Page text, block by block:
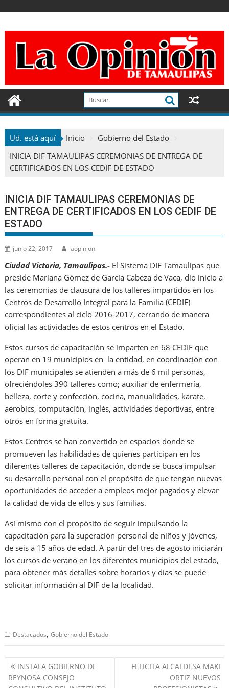
contenido
Ud. está aquí Inicio
Gobierno del Estado
INICIA DIF TAMAULIPAS CEREMONIAS DE ENTREGA DE
CERTIFICADOS EN LOS CEDIF DE ESTADO
INICIA DIF TAMAULIPAS CEREMONIAS DE
ENTREGA DE CERTIFICADOS EN LOS CEDIF DE
ESTADO
junio 22, 2017 laopinion
Ciudad Victoria, Tamaulipas.- El Sistema DIF Tamaulipas que
preside Mariana Gómez de García Cabeza de Vaca, dio inicio a
las ceremonias de clausura de los talleres impartidos en los
Centros de Desarrollo Integral para la Familia (CEDIF)
correspondientes al ciclo 2016-2017, cerrando de manera
oficial las actividades de estos centros en el Estado.
Estos cursos de capacitación se imparten en 68 CEDIF que
operan en 19 municipios en la entidad, en coordinación con
los DIF municipales se atienden a más de 6 mil personas,
ofreciéndoles 390 talleres como; auxiliar de enfermería,
belleza, corte y confección, cocina, manualidades, karate,
aerobics, computación, inglés, actividades deportivas, entre
otros en forma gratuita.
Estos Centros se han convertido en espacios donde se
promueven las habilidades de quienes participan en los
diferentes talleres de capacitación, donde se busca impulsar
su desarrollo personal con el propósito de que tengan nuevas
oportunidades de acceder a empleos mejor pagados y elevar
la calidad de vida de ellos y sus familias.
Así mismo con el propósito de seguir impulsando la
capacitación para la superación personal de niños y jóvenes,
de seis a 15 años de edad. A partir del tres de agosto iniciarán
los cursos de verano en los diferentes municipios del estado,
para obtener más detalles sobre horarios y días se puede
solicitar información al DIF de la localidad.
Destacados,Gobierno del Estado
Navegación
de
INSTALA GOBIERNO DE
REYNOSA CONSEJO
FELICITA ALCALDESA MAKI
ORTIZ NUEVOS